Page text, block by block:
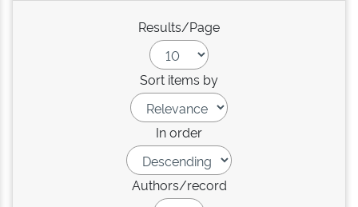
Results/Page
Sort items by
In order
Authors/record